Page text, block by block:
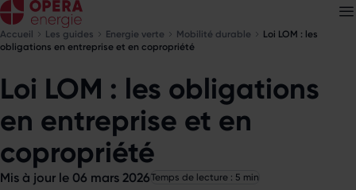
Accueil Les guides Energie verte Mobilité durable
Loi LOM : les
obligations en entreprise et en copropriété
Loi LOM : les obligations
en entreprise et en
copropriété
Mis à jour le 06 mars 2026Temps de lecture : 5 min
Découvrez nosnewsletters
Choisissez les newsletters qui vous intéressent